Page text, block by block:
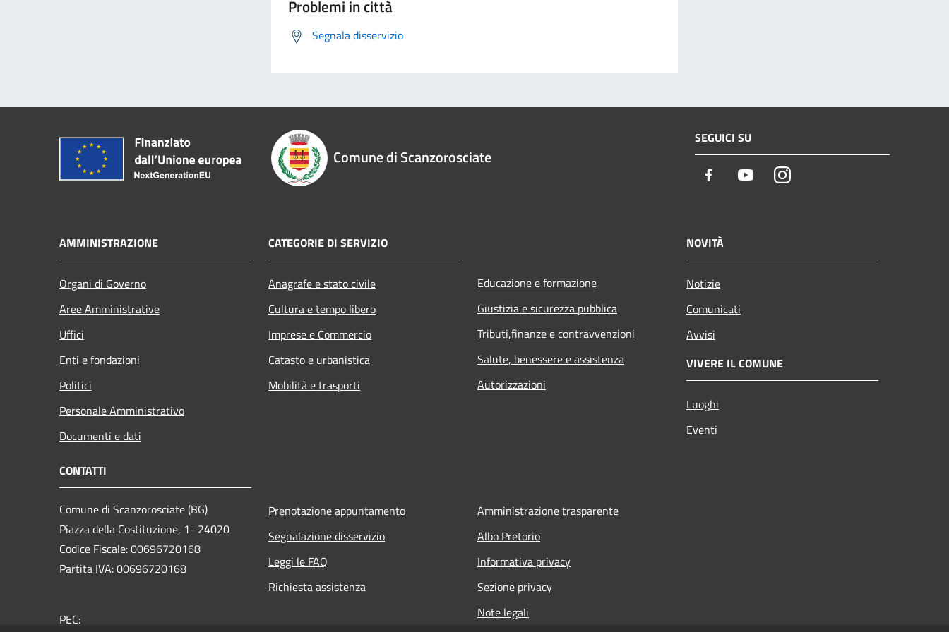
Problemi in città
Segnala disservizio
Comune di Scanzorosciate
SEGUICI SU
Facebook YoutubeInstagram
AMMINISTRAZIONE
Organi di Governo
Aree Amministrative
Uffici
Enti e fondazioni
Politici
Personale Amministrativo
Documenti e dati
CATEGORIE DI SERVIZIO
Anagrafe e stato civile
Cultura e tempo libero
Imprese e Commercio
Catasto e urbanistica
Mobilità e trasporti
Educazione e formazione
Giustizia e sicurezza pubblica
Tributi,finanze e contravvenzioni
Salute, benessere e assistenza
Autorizzazioni
NOVITÀ
Notizie
Comunicati
Avvisi
VIVERE IL COMUNE
Luoghi
Eventi
CONTATTI
Comune di Scanzorosciate (BG)
Piazza della Costituzione, 1- 24020
Codice Fiscale: 00696720168
Partita IVA: 00696720168
PEC:
Prenotazione appuntamento
Segnalazione disservizio
Leggi le FAQ
Richiesta assistenza
Amministrazione trasparente
Albo Pretorio
Informativa privacy
Sezione privacy
Note legali